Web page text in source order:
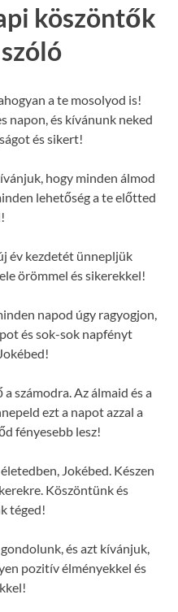
köszöntők
a te mosolyod is!
napon, és kívánunk neked
és sikert!
hogy minden álmod
lehetőség a te előtted
év kezdetét ünnepljük
örömmel és sikerekkel!
napod úgy ragyogjon,
és sok-sok napfényt
számodra. Az álmaid és a
ezt a napot azzal a
fényesebb lesz!
Jokébed. Készen
Köszöntünk és
téged!
és azt kívánjuk,
pozitív élményekkel és